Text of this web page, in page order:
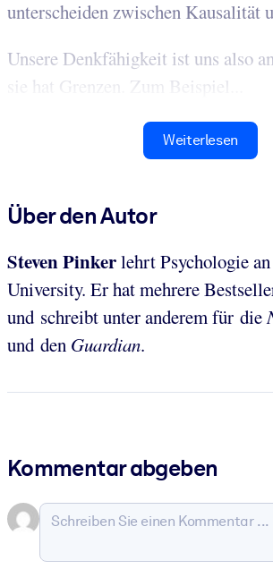
unterscheiden zwischen Kausalität
Unsere Denkfähigkeit ist uns also
sie hat Grenzen. Zum Beispiel...
Weiterlesen
Über den Autor
Steven Pinkerlehrt Psychologie
University. Er hat mehrere
und schreibt unter anderem für die
und den Guardian.
Kommentar abgeben